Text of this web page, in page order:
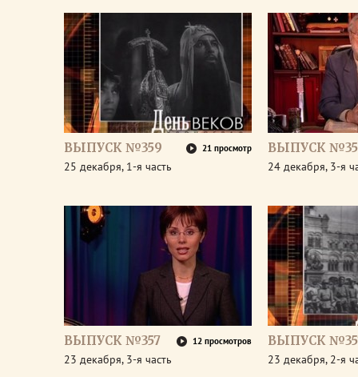
ВЫПУСК №359 21 просмотр
25 декабря, 1-я часть
ВЫПУСК
24 декабря, 3-я
ВЫПУСК №357 12 просмотров
23 декабря, 3-я часть
ВЫПУСК
23 декабря, 2-я